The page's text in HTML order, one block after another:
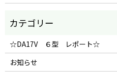
☆DA17V ６型 レポート☆
お知らせ